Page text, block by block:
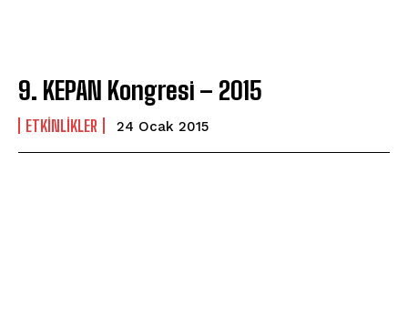
9. KEPAN Kongresi – 2015
ETKINLIKLER 24 Ocak 2015